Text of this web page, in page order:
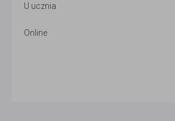
U ucznia
Online